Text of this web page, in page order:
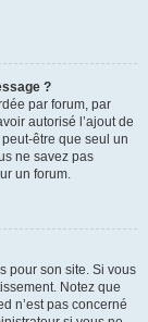
?
par forum, par
autorisé l’ajout de
être que seul un
ne savez pas
un forum.
pour son site. Si vous
Notez que
n’est pas concerné